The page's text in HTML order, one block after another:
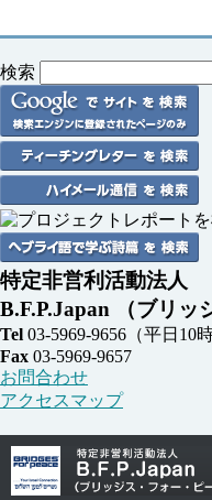
検索
特定非営利活動法人
B.F.P.Japan
（ブリッ
Tel 03-5969-9656 （平日10
Fax 03-5969-9657
お問合わせ
アクセスマップ